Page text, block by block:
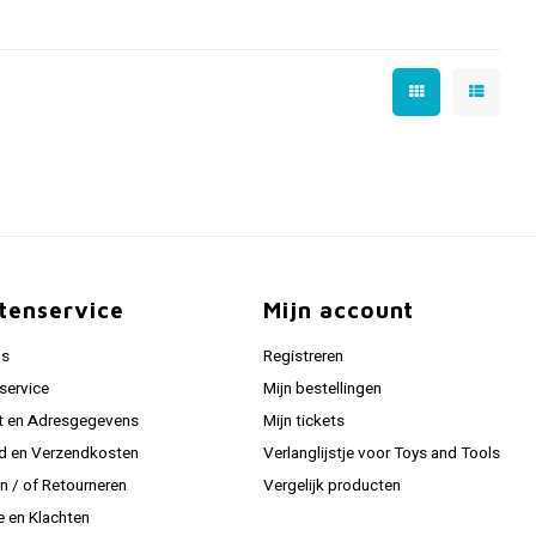
en Adresgegevens
en Verzendkosten
/ of Retourneren
en Klachten
Mijn account
Registreren
Mijn bestellingen
Mijn tickets
Verlanglijstje voor Toys and Tools
Vergelijk producten